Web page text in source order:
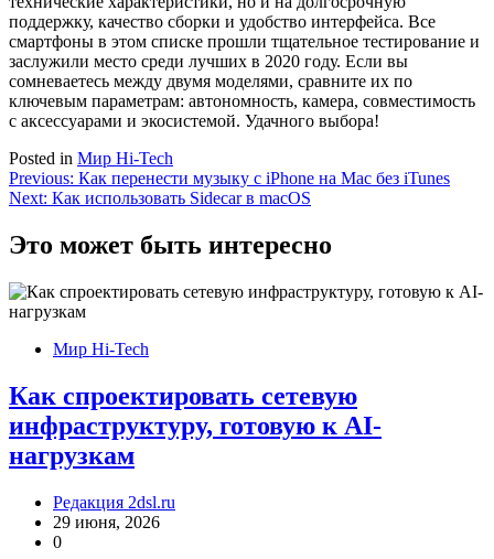
поддержку, качество сборки и удобство интерфейса. Все
смартфоны в этом списке прошли тщательное тестирование и
заслужили место среди лучших в 2020 году. Если вы
сомневаетесь между двумя моделями, сравните их по
ключевым параметрам: автономность, камера, совместимость
с аксессуарами и экосистемой. Удачного выбора!
Posted in Мир Hi-Tech
Навигация
по
записям
Previous: Как перенести музыку с iPhone на Mac без iTunes
Next: Как использовать Sidecar в macOS
Это может быть интересно
Мир Hi-Tech
Как спроектировать сетевую
инфраструктуру, готовую к AI-
нагрузкам
Редакция 2dsl.ru
29 июня, 2026
0